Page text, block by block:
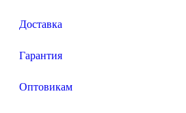
Доставка
Гарантия
Оптовикам